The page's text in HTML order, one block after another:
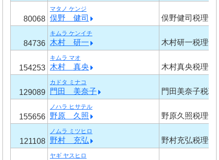
80068
マタノ ケンジ
俣野 健司 俣野健司税理士
84736
キムラ ケンイチ
木村 研一 木村研一税理士
154253
キムラ マオ
木村 真央 木村真央税理士
129089
カドタ ミナコ
門田 美奈子 門田美奈子税理
155656
ノハラ ヒサテル
野原 久照 野原久照税理士
121108
ノムラ ミツヒロ
野村 充弘 野村充弘税理士
ヤギ ヤスヒロ